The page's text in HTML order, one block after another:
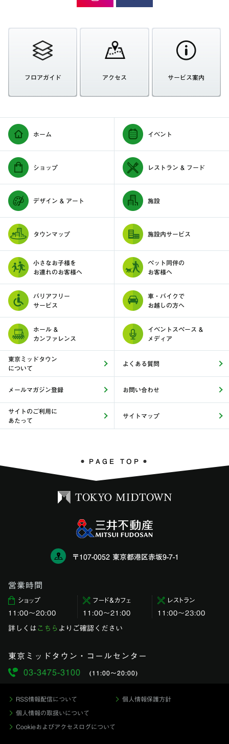
フロアガイド アクセス サービス案内
ホーム イベント
ショップ レストラン & フード
デザイン & アート 施設
タウンマップ 施設内サービス
小さなお子様を
お連れのお客様へ
ペット同伴の
お客様へ
バリアフリー
サービス
車・バイクで
お越しの方へ
ホール &
カンファレンス
イベントスペース &
メディア
東京ミッドタウン
について
よくある質問
メールマガジン登録 お問い合わせ
サイトのご利用に
あたって
サイトマップ
PAGE TOP
〒107-0052 東京都港区赤坂9-7-1
営業時間
ショップ
11:00〜20:00
フード＆カフェ
11:00～21:00
レストラン
11:00〜23:00
詳しくは こちら よりご確認ください
東京ミッドタウン・コールセンター
03-3475-3100
(11:00〜20:00)
RSS情報配信について 個人情報保護方針
個人情報の取扱いについて
Cookieおよびアクセスログについて